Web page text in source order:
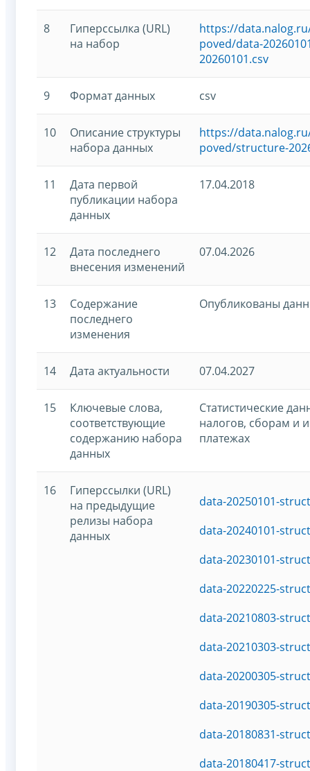
8
Гиперссылка (URL)
на набор
https://
poved/data-
20260101.csv
9 Формат данных csv
10
Описание структуры
набора данных
https://
poved/structure-
11
Дата первой
публикации набора
данных
17.04.2018
12
Дата последнего
внесения изменений
07.04.2026
13
Содержание
последнего
изменения
Опубликованы
14 Дата актуальности 07.04.2027
15
Ключевые слова,
соответствующие
содержанию набора
данных
Статистические
налогов, сборам и
платежах
16
Гиперссылки (URL)
на предыдущие
релизы набора
данных
data-20250101-
data-20240101-
data-20230101-
data-20220225-
data-20210803-
data-20210303-
data-20200305-
data-20190305-
data-20180831-
data-20180417-